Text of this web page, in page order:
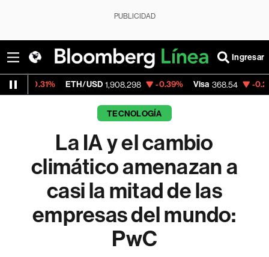
PUBLICIDAD
Ingresar
ETH/USD 1,908.298 -0.39% Visa 368.54 -0.28%
TECNOLOGÍA
La IA y el cambio
climático amenazan a
casi la mitad de las
empresas del mundo:
PwC